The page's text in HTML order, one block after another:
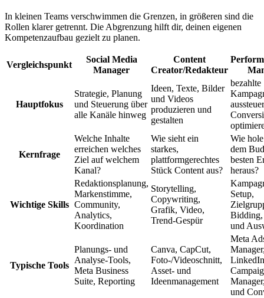
In kleinen Teams verschwimmen die Grenzen, in größeren sind die
Rollen klarer getrennt. Die Abgrenzung hilft dir, deinen eigenen
Kompetenzaufbau gezielt zu planen.
Vergleichspunkt
Social Media
Manager
Content
Creator/Redakteur
Hauptfokus
Strategie, Planung
und Steuerung über
alle Kanäle hinweg
Ideen, Texte, Bilder
und Videos
produzieren und
gestalten
bezahlte
Kernfrage
Welche Inhalte
erreichen welches
Ziel auf welchem
Kanal?
Wie sieht ein
starkes,
plattformgerechtes
Stück Content aus?
Wie
dem
besten
heraus?
Wichtige Skills
Redaktionsplanung,
Markenstimme,
Community,
Analytics,
Koordination
Storytelling,
Copywriting,
Grafik, Video,
Trend-Gespür
Setup,
und
Typische Tools
Planungs- und
Analyse-Tools,
Meta Business
Suite, Reporting
Canva, CapCut,
Foto-/Videoschnitt,
Asset- und
Ideenmanagement
Meta
LinkedIn
und